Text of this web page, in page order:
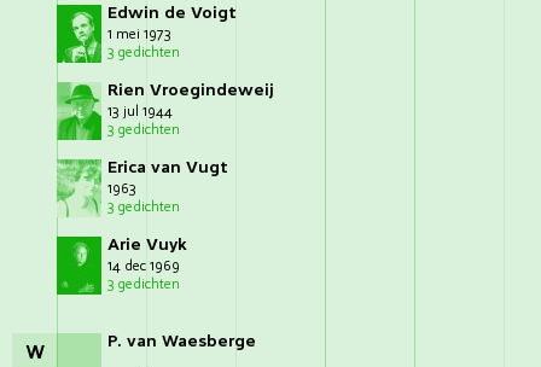
Edwin de Voigt
1 mei 1973
3 gedichten
Rien Vroegindeweij
13 jul 1944
3 gedichten
Erica van Vugt
1963
3 gedichten
Arie Vuyk
14 dec 1969
3 gedichten
W P. van Waesberge